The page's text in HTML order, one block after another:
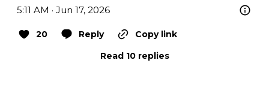
5:11 AM · Jun 17, 2026
20 Reply
Copy link
Read 10 replies